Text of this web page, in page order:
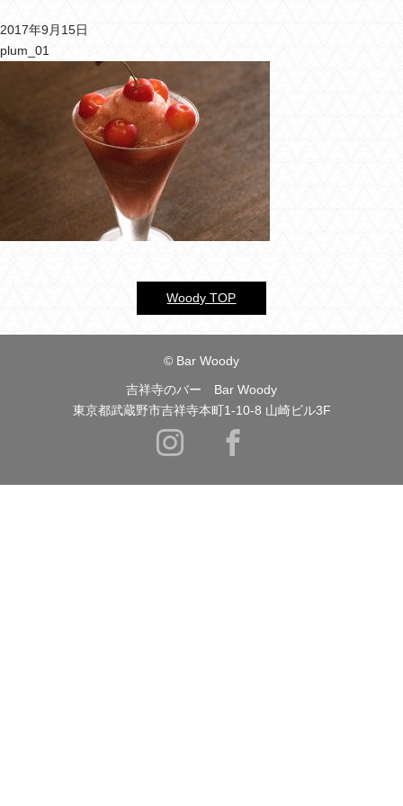
バー ウッディについて
メニュー＆料金
おすすめカクテル
交通のご案内
フォトギャラリー
過去のブログ
2017年9月15日
plum_01
Woody TOP
© Bar Woody
吉祥寺のバー Bar Woody
東京都武蔵野市吉祥寺本町1-10-8 山崎ビル3F